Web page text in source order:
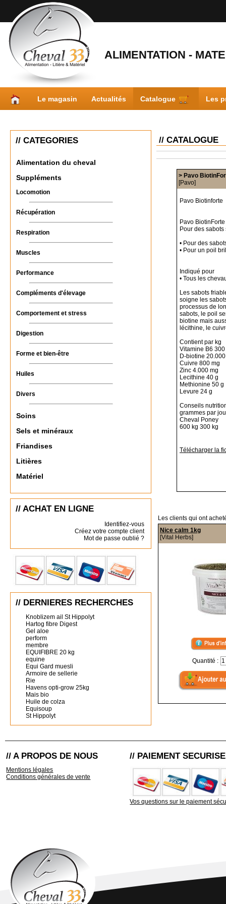
ALIMENTATION -
Le magasin Actualités Catalogue Les
// CATEGORIES
Alimentation du cheval
Suppléments
Locomotion
Récupération
Respiration
Muscles
Performance
Compléments d'élevage
Comportement et stress
Digestion
Forme et bien-être
Huiles
Divers
Soins
Sels et minéraux
Friandises
Litières
Matériel
// ACHAT EN LIGNE
Identifiez-vous
Créez votre compte client
Mot de passe oublié ?
// DERNIERES RECHERCHES
Knoblizem ail St Hippolyt
Hartog fibre Digest
Gel aloe
perform
membre
EQUIFIBRE 20 kg
equine
Equi Gard muesli
Armoire de sellerie
Rie
Havens opti-grow 25kg
Mais bio
Huile de colza
Equisoup
St Hippolyt
// CATALOGUE
> Pavo
[Pavo]
Pavo Biotinforte
Pavo BiotinForte
Pour des
• Pour des
• Pour un poil
Indiqué pour
• Tous les
Les sabots
soigne les
processus de
sabots, le poil
biotine mais
lécithine, le
Contient par kg
Vitamine B6 300
D-biotine
Cuivre 800 mg
Zinc 4.000 mg
Lecithine 40 g
Methionine 50 g
Levure 24 g
Conseils
grammes par
Cheval Poney
600 kg 300 kg
Télécharger la
Les clients qui ont
Nice calm 1kg
[Vital Herbs]
Quantité :
// A PROPOS DE NOUS
Mentions légales
Conditions générales de vente
// PAIEMENT SECURISE
Vos questions sur le paiement